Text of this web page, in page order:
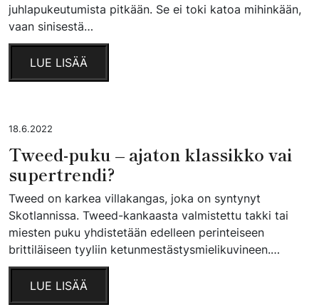
juhlapukeutumista pitkään. Se ei toki katoa mihinkään,
vaan sinisestä…
LUE LISÄÄ
18.6.2022
Tweed-puku – ajaton klassikko vai
supertrendi?
Tweed on karkea villakangas, joka on syntynyt
Skotlannissa. Tweed-kankaasta valmistettu takki tai
miesten puku yhdistetään edelleen perinteiseen
brittiläiseen tyyliin ketunmestästysmielikuvineen.…
LUE LISÄÄ